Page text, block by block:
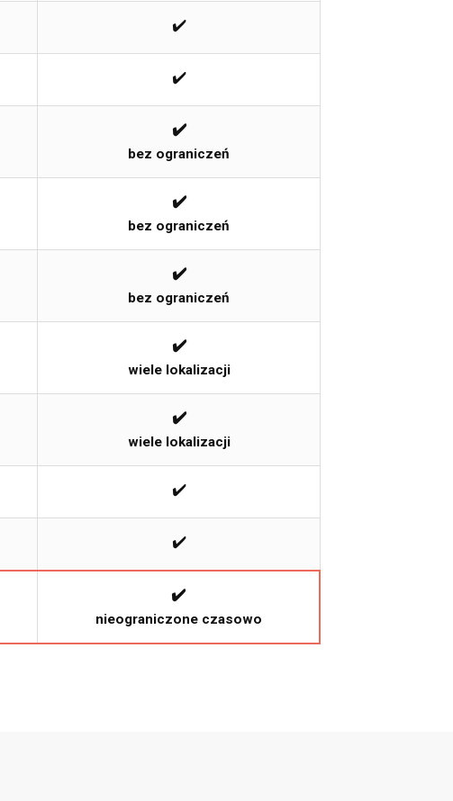
✔️
✔️
✔️
bez ograniczeń
✔️
bez ograniczeń
✔️
bez ograniczeń
✔️
wiele lokalizacji
✔️
wiele lokalizacji
✔️
✔️
✔️
nieograniczone czasowo